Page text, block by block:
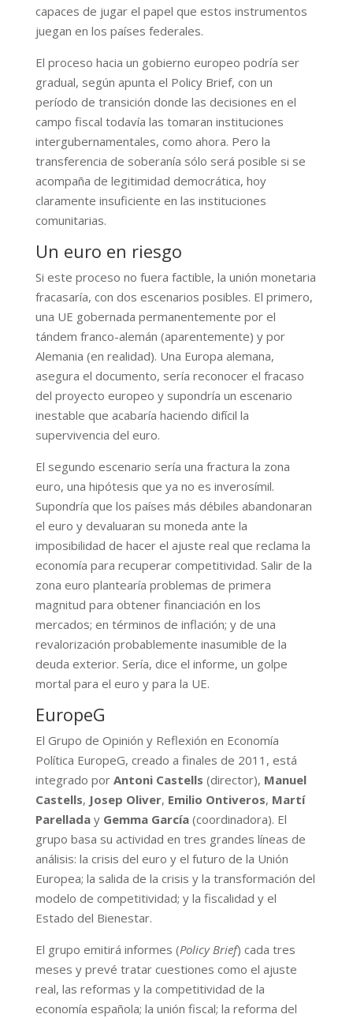
capaces de jugar el papel que estos instrumentos
juegan en los países federales.
El proceso hacia un gobierno europeo podría ser
gradual, según apunta el Policy Brief, con un
período de transición donde las decisiones en el
campo fiscal todavía las tomaran instituciones
intergubernamentales, como ahora. Pero la
transferencia de soberanía sólo será posible si se
acompaña de legitimidad democrática, hoy
claramente insuficiente en las instituciones
comunitarias.
Un euro en riesgo
Si este proceso no fuera factible, la unión monetaria
fracasaría, con dos escenarios posibles. El primero,
una UE gobernada permanentemente por el
tándem franco-alemán (aparentemente) y por
Alemania (en realidad). Una Europa alemana,
asegura el documento, sería reconocer el fracaso
del proyecto europeo y supondría un escenario
inestable que acabaría haciendo difícil la
supervivencia del euro.
El segundo escenario sería una fractura la zona
euro, una hipótesis que ya no es inverosímil.
Supondría que los países más débiles abandonaran
el euro y devaluaran su moneda ante la
imposibilidad de hacer el ajuste real que reclama la
economía para recuperar competitividad. Salir de la
zona euro plantearía problemas de primera
magnitud para obtener financiación en los
mercados; en términos de inflación; y de una
revalorización probablemente inasumible de la
deuda exterior. Sería, dice el informe, un golpe
mortal para el euro y para la UE.
EuropeG
El Grupo de Opinión y Reflexión en Economía
Política EuropeG, creado a finales de 2011, está
integrado por Antoni Castells (director), Manuel
Castells, Josep Oliver, Emilio Ontiveros, Martí
Parelladay Gemma García(coordinadora). El
grupo basa su actividad en tres grandes líneas de
análisis: la crisis del euro y el futuro de la Unión
Europea; la salida de la crisis y la transformación del
modelo de competitividad; y la fiscalidad y el
Estado del Bienestar.
El grupo emitirá informes (Policy Brief) cada tres
meses y prevé tratar cuestiones como el ajuste
real, las reformas y la competitividad de la
economía española; la unión fiscal; la reforma del